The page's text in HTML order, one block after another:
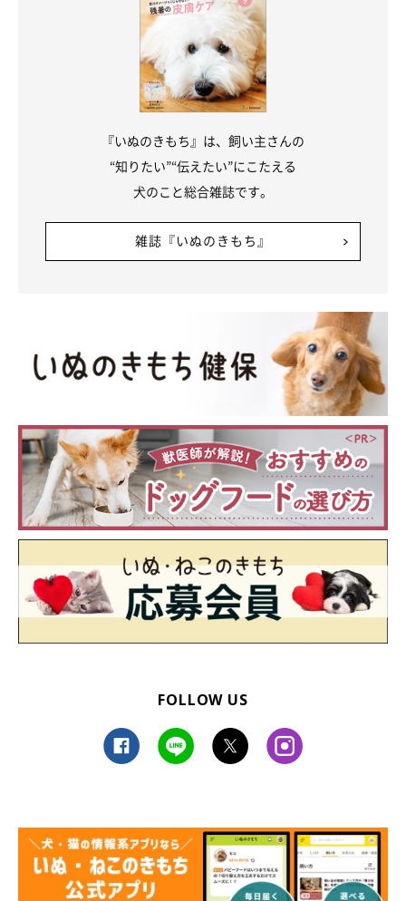
『いぬのきもち』は、飼い主さんの
“知りたい”“伝えたい”にこたえる
犬のこと総合雑誌です。
雑誌『いぬのきもち』
FOLLOW US